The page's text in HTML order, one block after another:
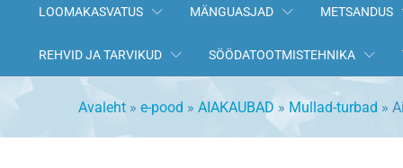
LOOMAKASVATUS MÄNGUASJAD METSANDUS
REHVID JA TARVIKUD SÖÖDATOOTMISTEHNIKA
Avaleht » e-pood » AIAKAUBAD » Mullad-turbad »